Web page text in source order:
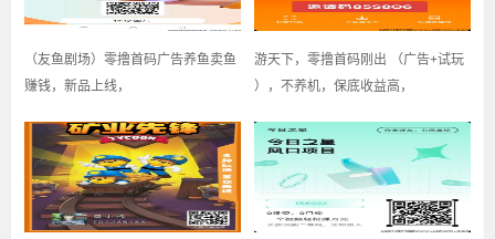
（友鱼剧场）零撸首码广告养鱼卖鱼
赚钱，新品上线，
游天下，零撸首码刚出 （广告+试玩
），不养机，保底收益高，